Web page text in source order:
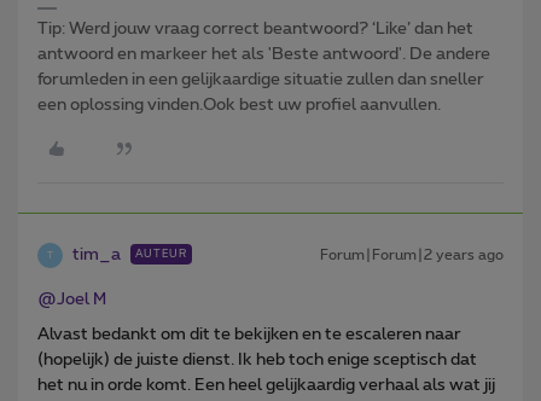
Tip: Werd jouw vraag correct beantwoord? ‘Like’ dan het
antwoord en markeer het als 'Beste antwoord'. De andere
forumleden in een gelijkaardige situatie zullen dan sneller
een oplossing vinden.Ook best uw profiel aanvullen.
T tim_a AUTEUR Forum|Forum|2 years ago
@Joel M
Alvast bedankt om dit te bekijken en te escaleren naar
(hopelijk) de juiste dienst. Ik heb toch enige sceptisch dat
het nu in orde komt. Een heel gelijkaardig verhaal als wat jij